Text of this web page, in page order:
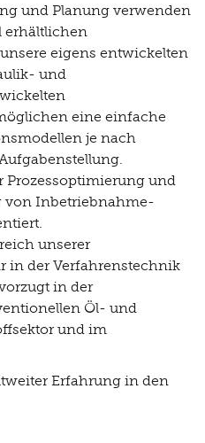
und Planung verwenden
erhältlichen
eigens entwickelten
und
eine einfache
je nach
Prozessoptimierung und
von Inbetriebnahme-
unserer
in der Verfahrenstechnik
in der
Öl- und
und im
Erfahrung in den